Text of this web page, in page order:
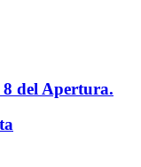
8 del Apertura.